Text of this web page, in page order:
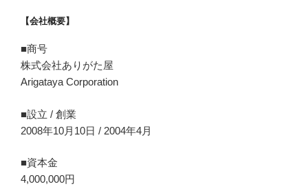
【会社概要】
■商号
株式会社ありがた屋
Arigataya Corporation
■設立 / 創業
2008年10月10日 / 2004年4月
■資本金
4,000,000円